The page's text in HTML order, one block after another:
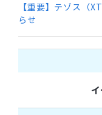
【重要】テゾス（
らせ